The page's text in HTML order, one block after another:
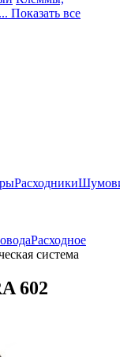
... Показать все
Расходники
Расходное
система
602